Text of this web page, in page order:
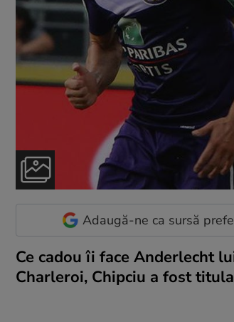
Adaugă-ne ca sursă
Ce cadou îi face Anderlecht
Charleroi, Chipciu a fost